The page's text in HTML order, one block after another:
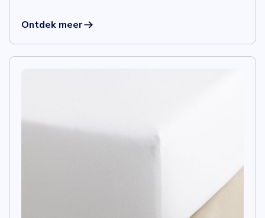
Ontdek meer